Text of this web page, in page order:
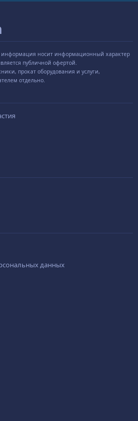
информация носит информационный характер
публичной офертой.
прокат оборудования и услуги,
отдельно.
данных